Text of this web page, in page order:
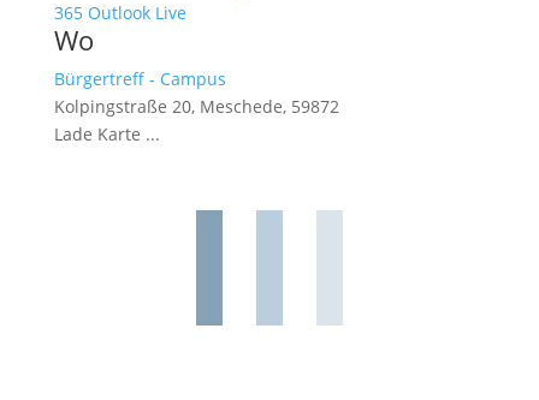
365 Outlook Live
Wo
Bürgertreff - Campus
Kolpingstraße 20, Meschede, 59872
Lade Karte ...